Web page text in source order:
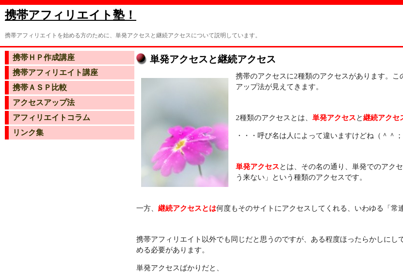
携帯アフィリエイト塾！
携帯アフィリエイトを始める方のために、単発アクセスと継続アクセスについて説明しています。
単発アクセスと継続アクセス
携帯のアクセスに2種類のアクセスがあります。
アップ法が見えてきます。
2種類のアクセスとは、 単発アクセスと継続アクセ
・・・呼び名は人によって違いますけどね（＾＾
単発アクセスとは、その名の通り、単発でのアク
う来ない」という種類のアクセスです。
一方、 継続アクセスとは何度もそのサイトにアクセスしてくれる、いわゆる「常
携帯アフィリエイト以外でも同じだと思うのですが、ある程度ほったらかしに
める必要があります。
単発アクセスばかりだと、
携帯ＨＰ作成講座
携帯アフィリエイト講座
携帯ＡＳＰ比較
アクセスアップ法
アフィリエイトコラム
リンク集